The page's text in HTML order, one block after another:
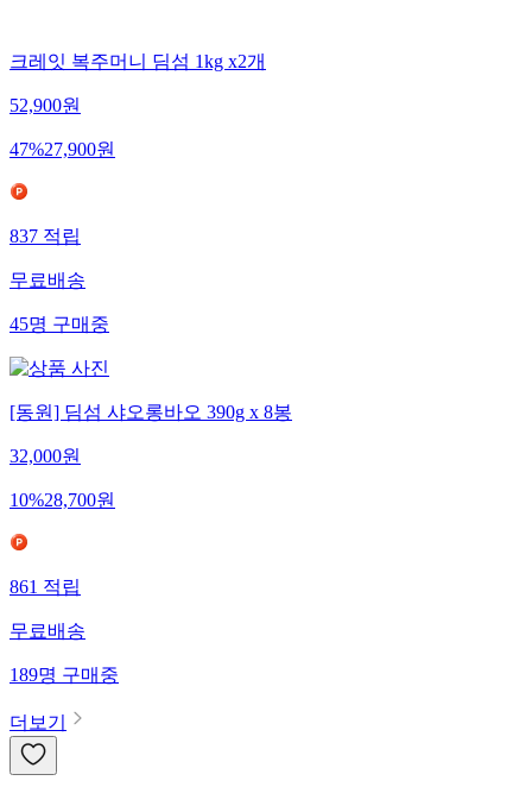
크레잇 복주머니 딤섬 1kg x2개
52,900원
47%27,900원
837적립
무료배송
45명구매중
[동원] 딤섬 샤오롱바오 390g x 8봉
32,000원
10%28,700원
861적립
무료배송
189명구매중
더보기